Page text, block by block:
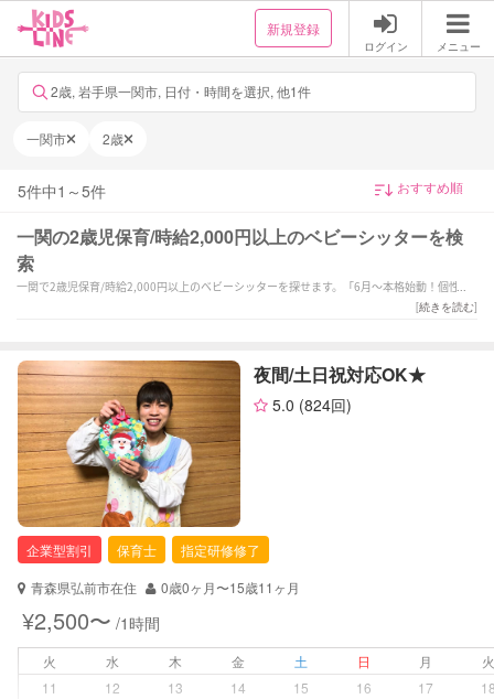
新規登録
ログイン メニュー
2歳, 岩手県一関市, 日付・時間を選択, 他1件
一関市 2歳
5件中1 ～5件
一関の2歳児保育/時給2,000円以上のベビーシッターを検
索
一関で2歳児保育/時給2,000円以上のベビーシッターを探せます。「6月〜本格始動！個性を
様々なスキルを持ったサポーターの中から、ご予算や依頼内容に合わせて選んでいただけま
す。
[続きを読む]
夜間/土日祝対応OK★
5.0 (824回)
企業型割引 保育士
指定研修修了
青森県弘前市在住
0歳0ヶ月〜15歳11ヶ月
¥2,500〜 /1時間
火 水 木 金 土 日 月
11
12 13 14 15 16 17